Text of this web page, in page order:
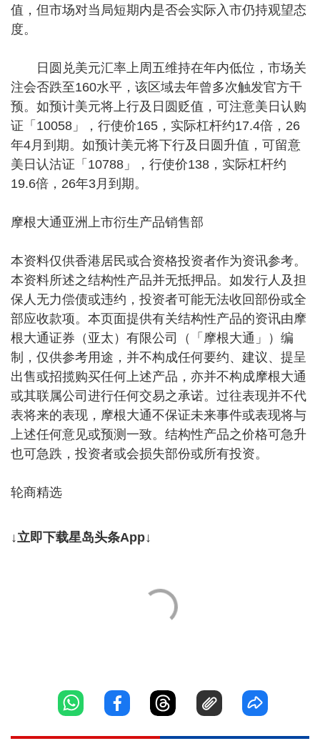
值，但市场对当局短期内是否会实际入市仍持观望态
度。
日圆兑美元汇率上周五维持在年内低位，市场关
注会否跌至160水平，该区域去年曾多次触发官方干
预。如预计美元将上行及日圆贬值，可注意美日认购
证「10058」，行使价165，实际杠杆约17.4倍，26
年4月到期。如预计美元将下行及日圆升值，可留意
美日认沽证「10788」，行使价138，实际杠杆约
19.6倍，26年3月到期。
摩根大通亚洲上市衍生产品销售部
本资料仅供香港居民或合资格投资者作为资讯参考。
本资料所述之结构性产品并无抵押品。如发行人及担
保人无力偿债或违约，投资者可能无法收回部份或全
部应收款项。本页面提供有关结构性产品的资讯由摩
根大通证券（亚太）有限公司（「摩根大通」）编
制，仅供参考用途，并不构成任何要约、建议、提呈
出售或招揽购买任何上述产品，亦并不构成摩根大通
或其联属公司进行任何交易之承诺。过往表现并不代
表将来的表现，摩根大通不保证未来事件或表现将与
上述任何意见或预测一致。结构性产品之价格可急升
也可急跌，投资者或会损失部份或所有投资。
轮商精选
↓立即下载星岛头条App↓